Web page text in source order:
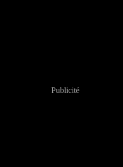
Publicité